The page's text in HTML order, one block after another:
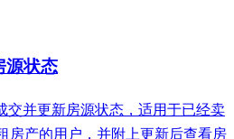
源状态
并更新房源状态，适用于已经卖